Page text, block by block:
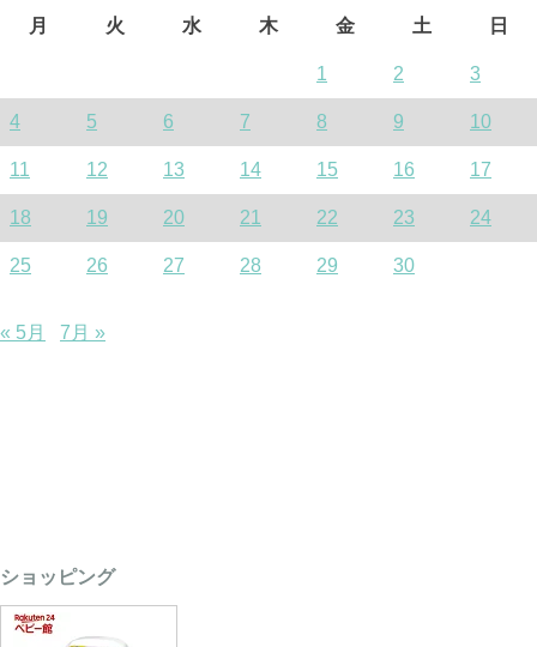
月
火 水 木 金 土 日
1 2 3
4 5 6 7 8 9 10
11 12 13 14 15 16 17
18 19 20 21 22 23 24
25 26 27 28 29 30
« 5月 7月 »
ショッピング